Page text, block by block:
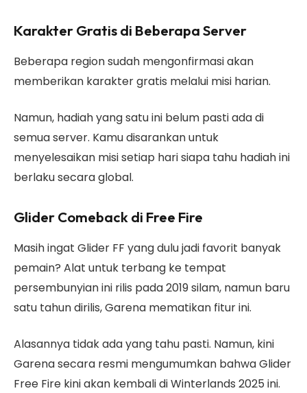
Karakter Gratis di Beberapa Server
Beberapa region sudah mengonfirmasi akan
memberikan karakter gratis melalui misi harian.
Namun, hadiah yang satu ini belum pasti ada di
semua server. Kamu disarankan untuk
menyelesaikan misi setiap hari siapa tahu hadiah ini
berlaku secara global.
Glider Comeback di Free Fire
Masih ingat Glider FF yang dulu jadi favorit banyak
pemain? Alat untuk terbang ke tempat
persembunyian ini rilis pada 2019 silam, namun baru
satu tahun dirilis, Garena mematikan fitur ini.
Alasannya tidak ada yang tahu pasti. Namun, kini
Garena secara resmi mengumumkan bahwa Glider
Free Fire kini akan kembali di Winterlands 2025 ini.